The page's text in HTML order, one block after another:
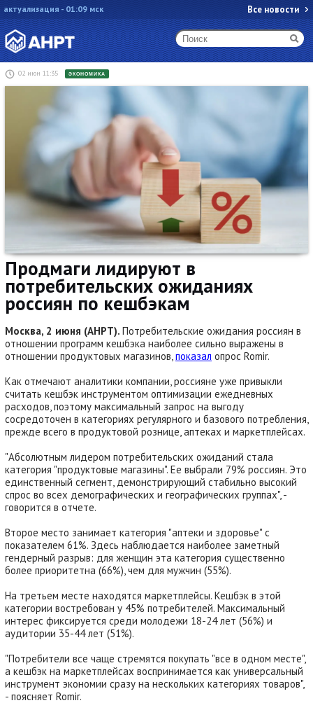
актуализация - 01:09 мск Все новости
02 июн 11:35 ЭКОНОМИКА
Продмаги лидируют в
потребительских ожиданиях
россиян по кешбэкам
Москва, 2 июня (АНРТ). Потребительские ожидания россиян в
отношении программ кешбэка наиболее сильно выражены в
отношении продуктовых магазинов,показал опрос Romir.
Как отмечают аналитики компании, россияне уже привыкли
считать кешбэк инструментом оптимизации ежедневных
расходов, поэтому максимальный запрос на выгоду
сосредоточен в категориях регулярного и базового потребления,
прежде всего в продуктовой рознице, аптеках и маркетплейсах.
"Абсолютным лидером потребительских ожиданий стала
категория "продуктовые магазины". Ее выбрали 79% россиян. Это
единственный сегмент, демонстрирующий стабильно высокий
спрос во всех демографических и географических группах", -
говорится в отчете.
Второе место занимает категория "аптеки и здоровье" с
показателем 61%. Здесь наблюдается наиболее заметный
гендерный разрыв: для женщин эта категория существенно
более приоритетна (66%), чем для мужчин (55%).
На третьем месте находятся маркетплейсы. Кешбэк в этой
категории востребован у 45% потребителей. Максимальный
интерес фиксируется среди молодежи 18-24 лет (56%) и
аудитории 35-44 лет (51%).
"Потребители все чаще стремятся покупать "все в одном месте",
а кешбэк на маркетплейсах воспринимается как универсальный
инструмент экономии сразу на нескольких категориях товаров",
- поясняет Romir.